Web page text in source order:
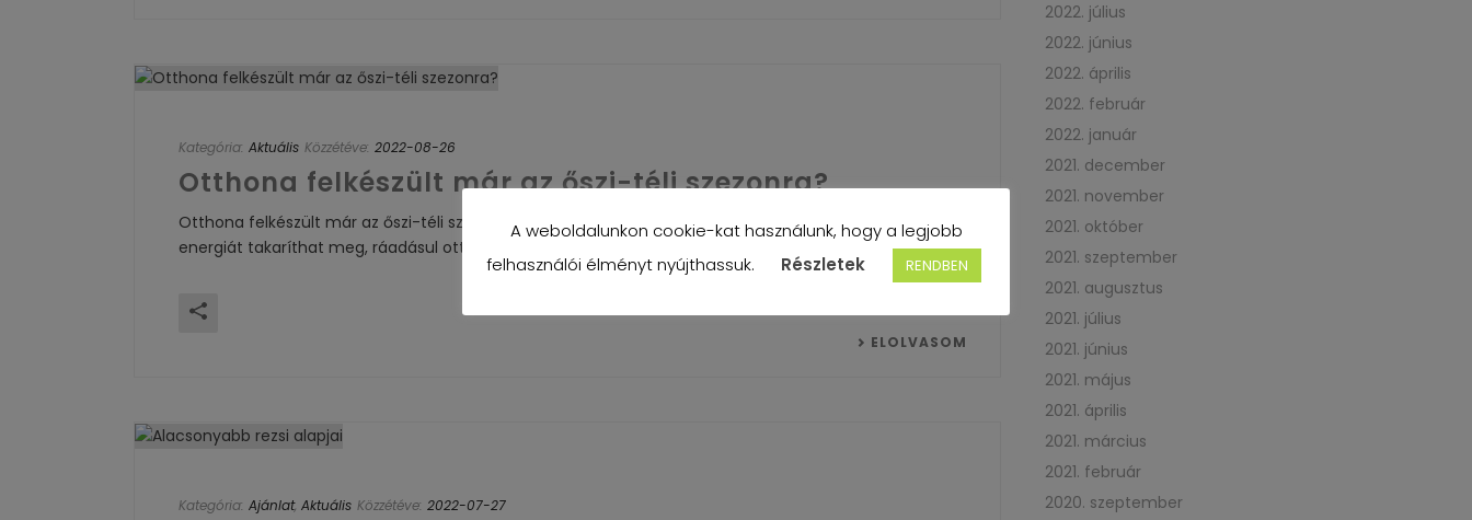
Kategória: Aktuális Közzétéve: 2022-08-26
Otthona felkészült már az őszi-téli szezonra?
Otthona felkészült már az őszi-téli szezonra? Jó minőségű hőszigetelt nyílászárókkal jelentős fűtési
energiát takaríthat meg, ráadásul otthona komfortját is növeli. Kérje árajánlatunkat még ma!
ELOLVASOM
Kategória: Ajánlat, Aktuális Közzétéve: 2022-07-27
2022. július
2022. június
2022. április
2022. február
2022. január
2021. december
2021. november
2021. október
2021. szeptember
2021. augusztus
2021. július
2021. június
2021. május
2021. április
2021. március
2021. február
2020. szeptember
A weboldalunkon cookie-kat használunk, hogy a legjobb
felhasználói élményt nyújthassuk.
Részletek RENDBEN